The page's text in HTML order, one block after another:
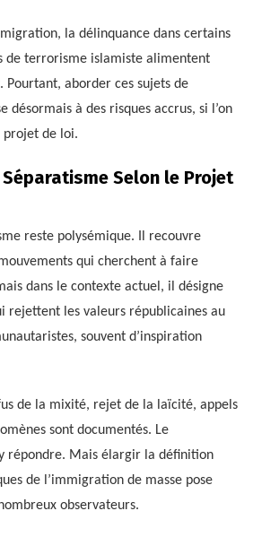
la délinquance dans certains
de terrorisme islamiste alimentent
aborder ces sujets de
désormais à des risques accrus, si l’on
projet de loi.
Séparatisme Selon le Projet
reste polysémique. Il recouvre
qui cherchent à faire
dans le contexte actuel, il désigne
rejettent les valeurs républicaines au
souvent d’inspiration
de la mixité, rejet de la laïcité, appels
sont documentés. Le
répondre. Mais élargir la définition
de l’immigration de masse pose
observateurs.